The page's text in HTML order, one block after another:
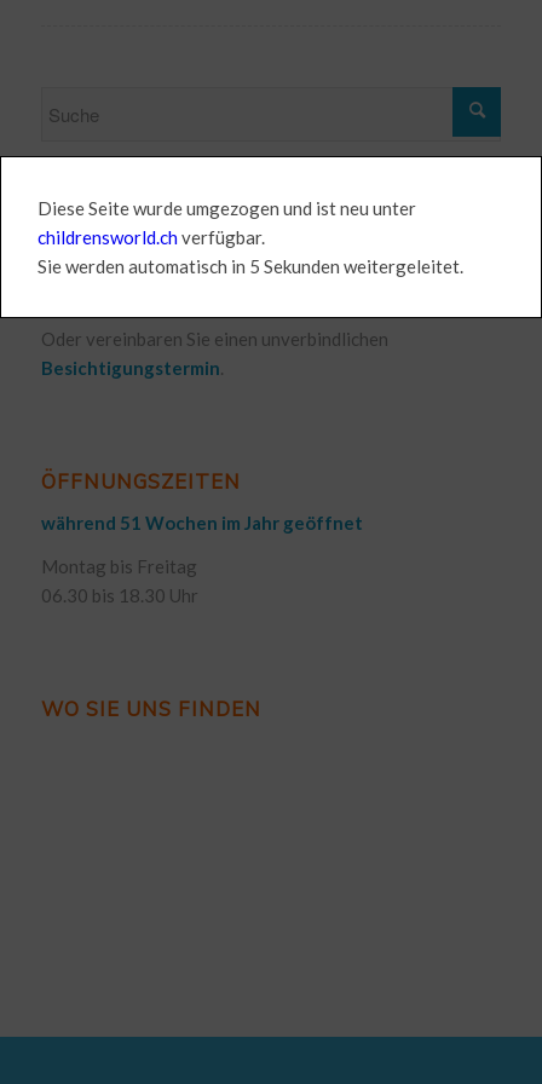
JETZT ANMELDEN!
Wir haben noch wenige Plätze frei.
Oder vereinbaren Sie einen unverbindlichen
Besichtigungstermin.
ÖFFNUNGSZEITEN
während 51 Wochen im Jahr geöffnet
Montag bis Freitag
06.30 bis 18.30 Uhr
WO SIE UNS FINDEN
Diese Seite wurde umgezogen und ist neu unter
childrensworld.chverfügbar.
Sie werden automatisch in 5 Sekunden weitergeleitet.